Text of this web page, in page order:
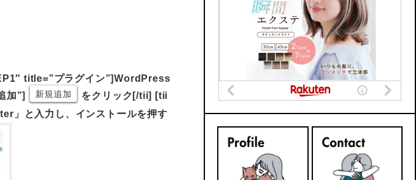
title=”プラグイン”]WordPress
加”] 新規追加
をクリック[/tii] [tii
」と入力し、インストールを押す